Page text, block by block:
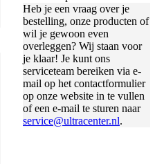
Heb je een vraag over je
bestelling, onze producten of
wil je gewoon even
overleggen? Wij staan voor
je klaar! Je kunt ons
serviceteam bereiken via e-
mail op het contactformulier
op onze website in te vullen
of een e-mail te sturen naar
service@ultracenter.nl.